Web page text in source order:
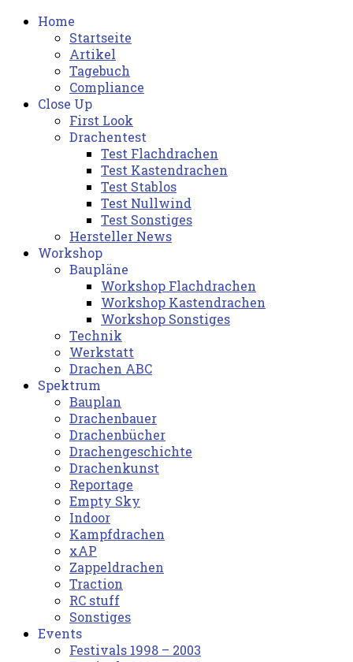
Home
Startseite
Artikel
Tagebuch
Compliance
Close Up
First Look
Drachentest
Test Flachdrachen
Test Kastendrachen
Test Stablos
Test Nullwind
Test Sonstiges
Hersteller News
Workshop
Baupläne
Workshop Flachdrachen
Workshop Kastendrachen
Workshop Sonstiges
Technik
Werkstatt
Drachen ABC
Spektrum
Bauplan
Drachenbauer
Drachenbücher
Drachengeschichte
Drachenkunst
Reportage
Empty Sky
Indoor
Kampfdrachen
xAP
Zappeldrachen
Traction
RC stuff
Sonstiges
Events
Festivals 1998 – 2003